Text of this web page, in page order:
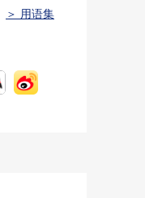
＞ 用语集